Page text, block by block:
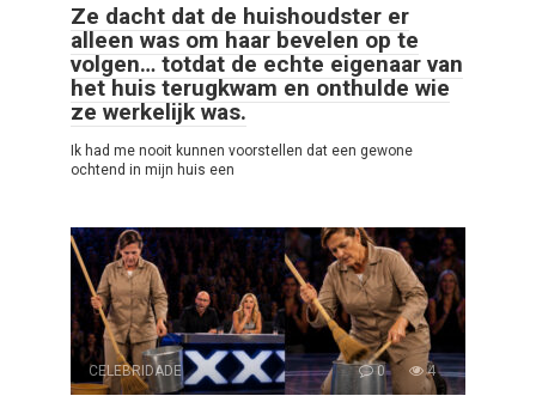
Ze dacht dat de huishoudster er
alleen was om haar bevelen op te
volgen… totdat de echte eigenaar van
het huis terugkwam en onthulde wie
ze werkelijk was.
Ik had me nooit kunnen voorstellen dat een gewone
ochtend in mijn huis een
CELEBRIDADE 0 4